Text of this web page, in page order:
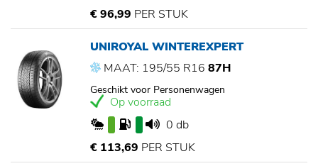
€ 96,99 PER STUK
UNIROYAL WINTEREXPERT
MAAT: 195/55 R16 87H
Geschikt voor Personenwagen
Op voorraad
0 db
€ 113,69 PER STUK